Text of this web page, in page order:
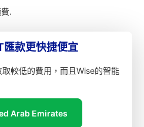
.
款更快捷便宜
較低的費用，而且Wise的智能
Arab Emirates